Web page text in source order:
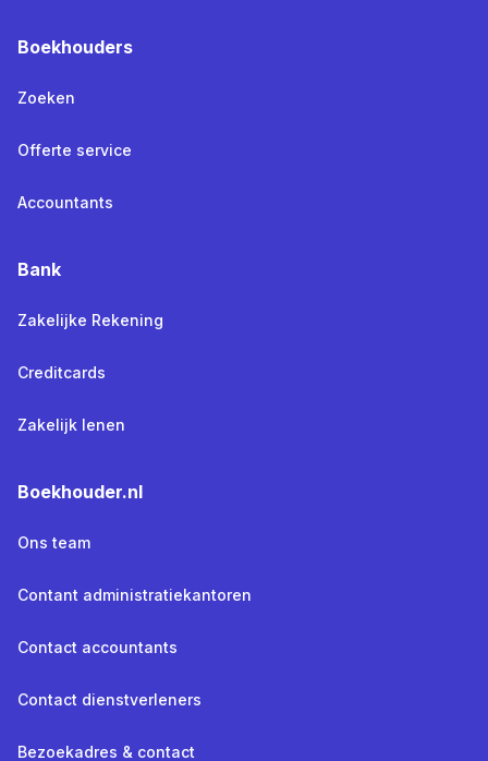
Boekhouders
Zoeken
Offerte service
Accountants
Bank
Zakelijke Rekening
Creditcards
Zakelijk lenen
Boekhouder.nl
Ons team
Contant administratiekantoren
Contact accountants
Contact dienstverleners
Bezoekadres & contact